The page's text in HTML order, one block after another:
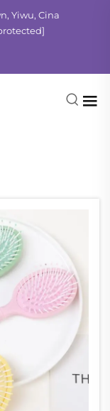
Yiwu, Cina